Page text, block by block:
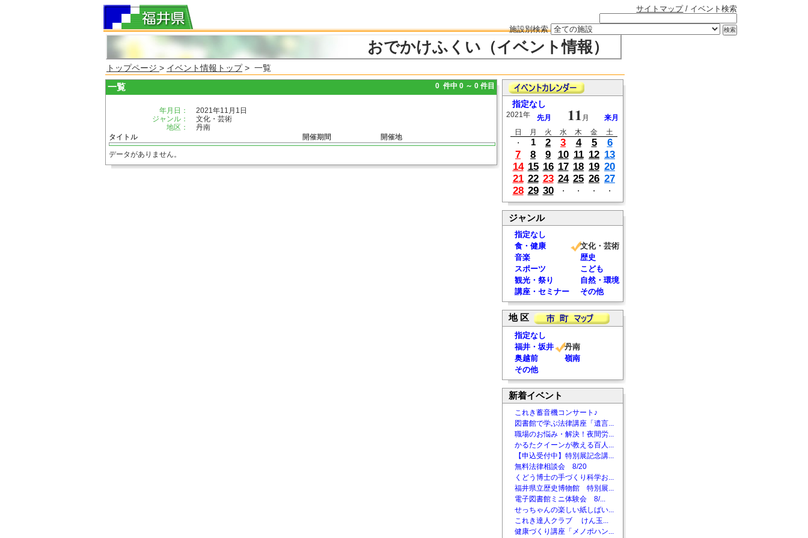
サイトマップ/ イベント検索
施設別検索
おでかけふくい（イベント情報）
トップページ > イベント情報トップ> 一覧
一覧 0 件中 0 ～ 0 件目
年月日：
2021年11月1日
ジャンル：
文化・芸術
地区：
丹南
タイトル
開催期間 開催地
データがありません。
指定なし
2021年 先月 11 月
来月
日
月 火 水 木 金
土
・
1 2 3 4 5
6
7
8 9 10 11 12 13
14 15 16 17 18 19 20
21 22 23 24 25 26 27
28 29 30 ・ ・ ・ ・
ジャンル
指定なし
食・健康
文化・芸術
音楽
歴史
スポーツ
こども
観光・祭り
自然・環境
講座・セミナー
その他
地 区
指定なし
福井・坂井
丹南
奥越前
嶺南
その他
新着イベント
これき蓄音機コンサート♪
図書館で学ぶ法律講座「遺言...
職場のお悩み・解決！夜間労...
かるたクイーンが教える百人...
【申込受付中】特別展記念講...
無料法律相談会 8/20
くどう博士の手づくり科学お...
福井県立歴史博物館 特別展...
電子図書館ミニ体験会 8/...
せっちゃんの楽しい紙しばい...
これき達人クラブ けん玉...
健康づくり講座「メノポハン...